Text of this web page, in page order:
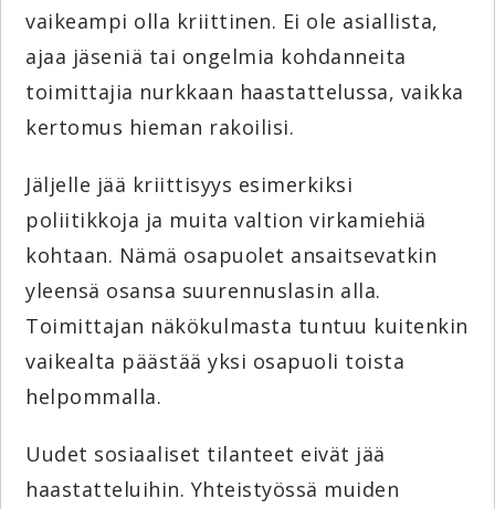
vaikeampi olla kriittinen. Ei ole asiallista,
ajaa jäseniä tai ongelmia kohdanneita
toimittajia nurkkaan haastattelussa, vaikka
kertomus hieman rakoilisi.
Jäljelle jää kriittisyys esimerkiksi
poliitikkoja ja muita valtion virkamiehiä
kohtaan. Nämä osapuolet ansaitsevatkin
yleensä osansa suurennuslasin alla.
Toimittajan näkökulmasta tuntuu kuitenkin
vaikealta päästää yksi osapuoli toista
helpommalla.
Uudet sosiaaliset tilanteet eivät jää
haastatteluihin. Yhteistyössä muiden